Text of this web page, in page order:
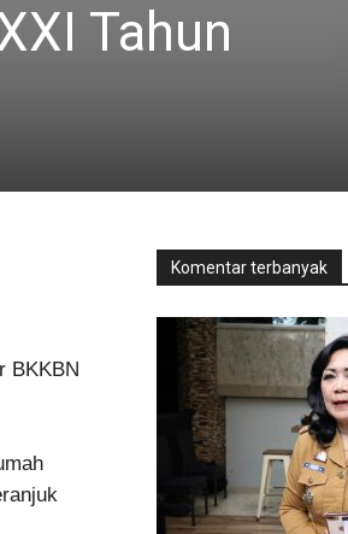
Tahun
BKKBN
Komentar terbanyak